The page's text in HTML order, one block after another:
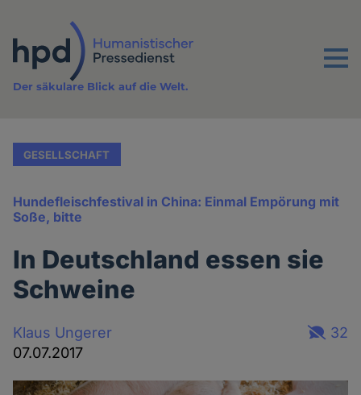
Inhalt
Menu
Der säkulare Blick auf die Welt.
GESELLSCHAFT
Hundefleischfestival in China: Einmal Empörung mit
Soße, bitte
In Deutschland essen sie
Schweine
Klaus Ungerer
07.07.2017
32